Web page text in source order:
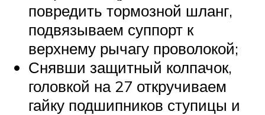
повредить тормозной шланг,
подвязываем суппорт к
верхнему рычагу проволокой;
Снявши защитный колпачок,
головкой на 27 откручиваем
гайку подшипников ступицы и